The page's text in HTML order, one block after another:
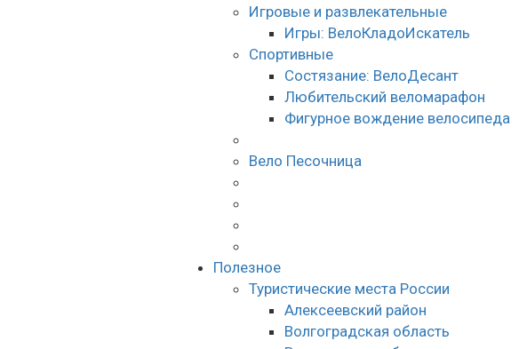
Игровые и развлекательные
Игры: ВелоКладоИскатель
Спортивные
Состязание: ВелоДесант
Любительский веломарафон
Фигурное вождение велосипеда
Вело Песочница
Полезное
Туристические места России
Алексеевский район
Волгоградская облаcть